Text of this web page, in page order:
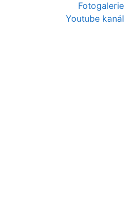
Fotogalerie
Youtube kanál